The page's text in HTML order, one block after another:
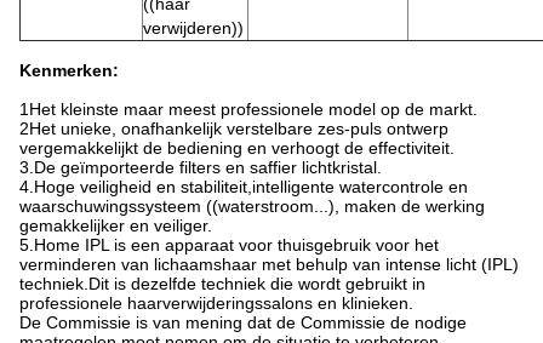
verwijderen))
Kenmerken:
1Het kleinste maar meest professionele model op de markt.
2Het unieke, onafhankelijk verstelbare zes-puls ontwerp
vergemakkelijkt de bediening en verhoogt de effectiviteit.
3. De geïmporteerde filters en saffier lichtkristal.
4.Hoge veiligheid en stabiliteit,intelligente watercontrole en
waarschuwingssysteem ((waterstroom...), maken de werking
gemakkelijker en veiliger.
5.Home IPL is een apparaat voor thuisgebruik voor het
verminderen van lichaamshaar met behulp van intense licht (IPL)
techniek.Dit is dezelfde techniek die wordt gebruikt in
professionele haarverwijderingssalons en klinieken.
De Commissie is van mening dat de Commissie de nodige